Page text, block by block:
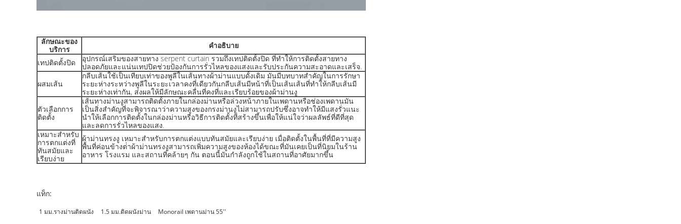
ลักษณะของ
บริการ
คําอธิบาย
เทปติดตั้งปิด
อุปกรณ์เสริมของสายทาง serpent curtain รวมถึงเทปติดตั้งปิด ที่ทําให้การติดตั้งสายทาง
ปลอดภัยและแน่นเทปปิดช่วยป้องกันการรั่วไหลของแสงและรับประกันความสะอาดและเสร็จ.
ผสมเส้น
กลีบเส้นใช้เป็นเทียบเท่าของพูลีในเส้นทางผ้าม่านแบบดั้งเดิม มันมีบทบาทสําคัญในการรักษา
ระยะห่างระหว่างพูลีในระยะเวลาคงที่เดียวกันกลีบเส้นมีหน้าที่เป็นเส้นเส้นที่ทําให้กลีบเส้นมี
ระยะห่างเท่ากัน, ส่งผลให้มีลักษณะคลื่นที่คงที่และเรียบร้อยของผ้าม่านงู
ตัวเลือกการ
ติดตั้ง
เส้นทางม่านงูสามารถติดตั้งภายในกล่องม่านหรือล่วงหน้าภายในเพดานหรือช่องเพดานมัน
เป็นสิ่งสําคัญที่จะพิจารณาว่าความสูงของกรงม่านงูไม่สามารถปรับซึ่งอาจทําให้มีแสงรั่วแนะ
นําให้เลือกการติดตั้งในกล่องม่านหรือวิธีการติดตั้งที่สร้างขึ้นเพื่อให้แน่ใจว่าผลลัพธ์ที่ดีที่สุด
และลดการรั่วไหลของแสง.
เหมาะสําหรับ
การตกแต่งที่
ทันสมัยและ
เรียบง่าย
ผ้าม่านทรงงู เหมาะสําหรับการตกแต่งแบบทันสมัยและเรียบง่าย เมื่อติดตั้งในพื้นที่ที่มีความสูง
พื้นที่ค่อนข้างต่ําผ้าม่านทรงงูสามารถเพิ่มความสูงของห้องได้ขณะที่มันเคยเป็นที่นิยมในร้าน
อาหาร โรงแรม และสถานที่คล้ายๆ กัน ตอนนี้มันกําลังถูกใช้ในสถานที่อาศัยมากขึ้น
แท็ก:
1 มม.รางม่านติดผนัง 1.5 มม.ติดผนังม่าน Monorail เพดานม่าน 55''